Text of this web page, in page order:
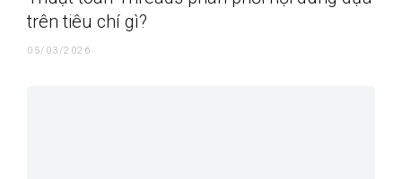
trên tiêu chí gì?
05/03/2026